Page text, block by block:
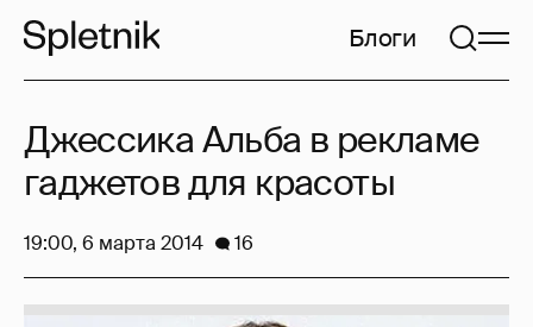
Блоги
Джессика Альба в рекламе
гаджетов для красоты
19:00, 6 марта 2014 16